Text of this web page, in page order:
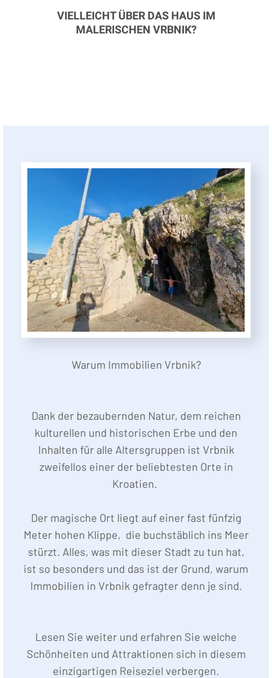
VIELLEICHT ÜBER DAS HAUS IM
MALERISCHEN VRBNIK?
Warum Immobilien Vrbnik?
Dank der bezaubernden Natur, dem reichen
kulturellen und historischen Erbe und den
Inhalten für alle Altersgruppen ist Vrbnik
zweifellos einer der beliebtesten Orte in
Kroatien.
Der magische Ort liegt auf einer fast fünfzig
Meter hohen Klippe, die buchstäblich ins Meer
stürzt. Alles, was mit dieser Stadt zu tun hat,
ist so besonders und das ist der Grund, warum
Immobilien in Vrbnik gefragter denn je sind.
Lesen Sie weiter und erfahren Sie welche
Schönheiten und Attraktionen sich in diesem
einzigartigen Reiseziel verbergen.